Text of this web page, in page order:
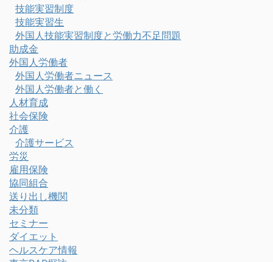
技能実習制度
技能実習生
外国人技能実習制度と労働力不足問題
助成金
外国人労働者
外国人労働者ニュース
外国人労働者と働く
人材育成
社会保険
介護
介護サービス
労災
雇用保険
協同組合
送り出し機関
未分類
セミナー
ダイエット
ヘルスケア情報